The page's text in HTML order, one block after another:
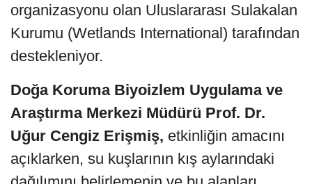
organizasyonu olan Uluslararası Sulakalan
Kurumu (Wetlands International) tarafından
destekleniyor.
Doğa Koruma Biyoizlem Uygulama ve
Araştırma Merkezi Müdürü Prof. Dr.
Uğur Cengiz Erişmiş, etkinliğin amacını
açıklarken, su kuşlarının kış aylarındaki